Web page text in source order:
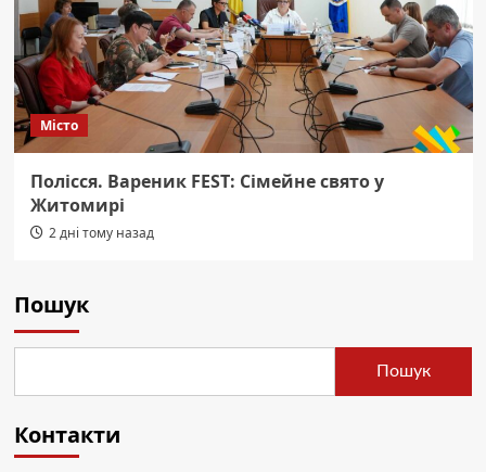
Місто
Полісся. Вареник FEST: Сімейне свято у
Житомирі
2 дні тому назад
Пошук
Пошук
Контакти